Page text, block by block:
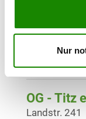
Nur
OG -
OG - Titz
Landstr. 241